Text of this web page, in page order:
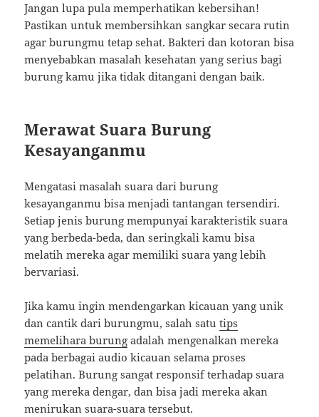
Jangan lupa pula memperhatikan kebersihan!
Pastikan untuk membersihkan sangkar secara rutin
agar burungmu tetap sehat. Bakteri dan kotoran bisa
menyebabkan masalah kesehatan yang serius bagi
burung kamu jika tidak ditangani dengan baik.
Merawat Suara Burung
Kesayanganmu
Mengatasi masalah suara dari burung
kesayanganmu bisa menjadi tantangan tersendiri.
Setiap jenis burung mempunyai karakteristik suara
yang berbeda-beda, dan seringkali kamu bisa
melatih mereka agar memiliki suara yang lebih
bervariasi.
Jika kamu ingin mendengarkan kicauan yang unik
dan cantik dari burungmu, salah satutips
memelihara burung adalah mengenalkan mereka
pada berbagai audio kicauan selama proses
pelatihan. Burung sangat responsif terhadap suara
yang mereka dengar, dan bisa jadi mereka akan
menirukan suara-suara tersebut.